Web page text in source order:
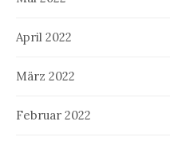
April 2022
März 2022
Februar 2022